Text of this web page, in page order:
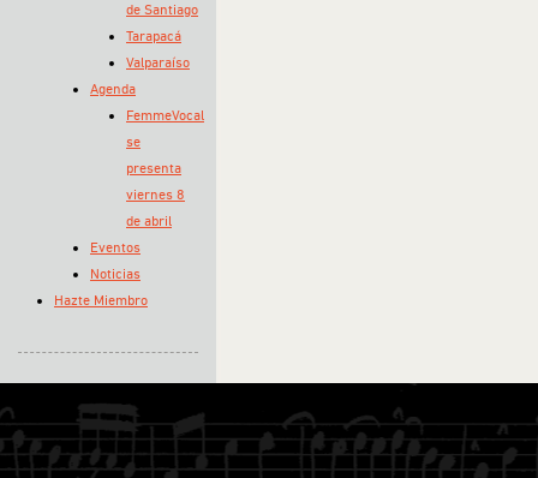
de Santiago
Tarapacá
Valparaíso
Agenda
FemmeVocal
se
presenta
viernes 8
de abril
Eventos
Noticias
Hazte Miembro